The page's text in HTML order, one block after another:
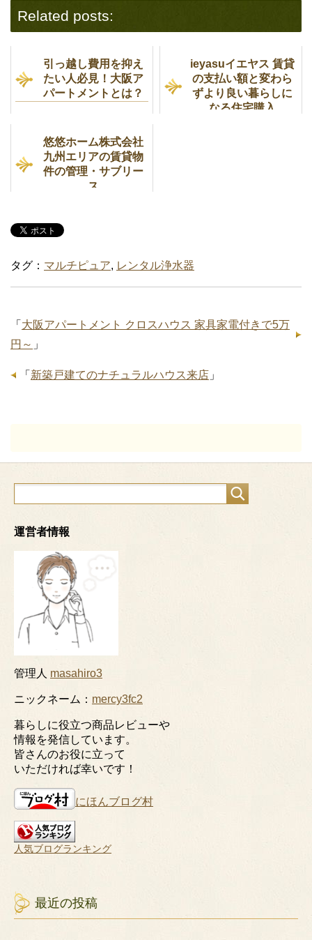
Related posts:
引っ越し費用を抑え
たい人必見！大阪ア
パートメントとは？
ieyasuイエヤス 賃貸
の支払い額と変わら
ずより良い暮らしに
なる住宅購入
悠悠ホーム株式会社
九州エリアの賃貸物
件の管理・サブリー
ス
タグ： マルチピュア, レンタル浄水器
「 大阪アパートメント クロスハウス 家具家電付きで5万
円～ 」
「 新築戸建てのナチュラルハウス来店 」
運営者情報
管理人 masahiro3
ニックネーム： mercy3fc2
暮らしに役立つ商品レビューや
情報を発信しています。
皆さんのお役に立って
いただければ幸いです！
にほんブログ村
人気ブログランキング
最近の投稿